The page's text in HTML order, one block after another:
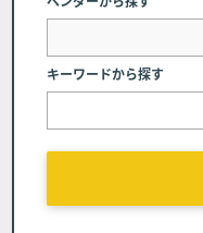
場合があります。
弊社へのご連絡
社休業日の場合
に弊社窓口（電
間：弊社休業日
7:00）へコース
キーワードから探す